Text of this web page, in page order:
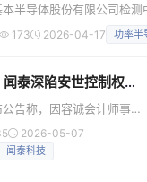
支撑扎实，行业整体需
稳定性强。行业整体发
推进节奏，清晰勾勒出
也是
半导体股份有限公司检测
可委员会（CNAS）颁发的
检测报告可被全球多个互认
中心是专注于功率半导体
173 2026-04-17 功率半
闻泰深陷安世控制权危机，将面临退市风险
告称，因容诚会计师事
年度财务会计报告出具
见的审计报告，同时对
2026-05-07
闻泰科技